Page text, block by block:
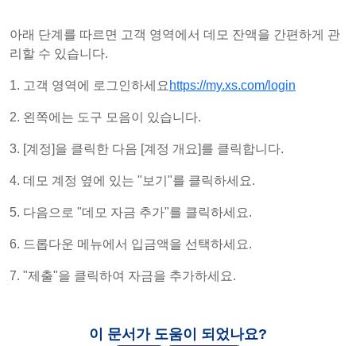
아래 단계를 따르면 고객 영역에서 데모 잔액을 간편하게 관
리할 수 있습니다.
1. 고객 영역에 로그인하세요 https://my.xs.com/login
2. 왼쪽에는 도구 모음이 있습니다.
3. [계정]을 클릭한 다음 [계정 개요]를 클릭합니다.
4. 데모 계정 옆에 있는 "보기"를 클릭하세요.
5. 다음으로 "데모 자금 추가"를 클릭하세요.
6. 드롭다운 메뉴에서 입금액을 선택하세요.
7. "제출"을 클릭하여 자금을 추가하세요.
이 문서가 도움이 되었나요?